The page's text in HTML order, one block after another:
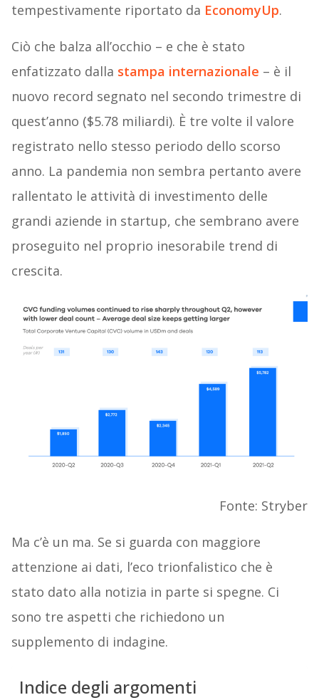
tempestivamente riportato da EconomyUp.
Ciò che balza all’occhio – e che è stato
enfatizzato dalla stampa internazionale – è il
nuovo record segnato nel secondo trimestre di
quest’anno ($5.78 miliardi). È tre volte il valore
registrato nello stesso periodo dello scorso
anno. La pandemia non sembra pertanto avere
rallentato le attività di investimento delle
grandi aziende in startup, che sembrano avere
proseguito nel proprio inesorabile trend di
crescita.
Fonte: Stryber
Ma c’è un ma. Se si guarda con maggiore
attenzione ai dati, l’eco trionfalistico che è
stato dato alla notizia in parte si spegne. Ci
sono tre aspetti che richiedono un
supplemento di indagine.
Indice degli argomenti